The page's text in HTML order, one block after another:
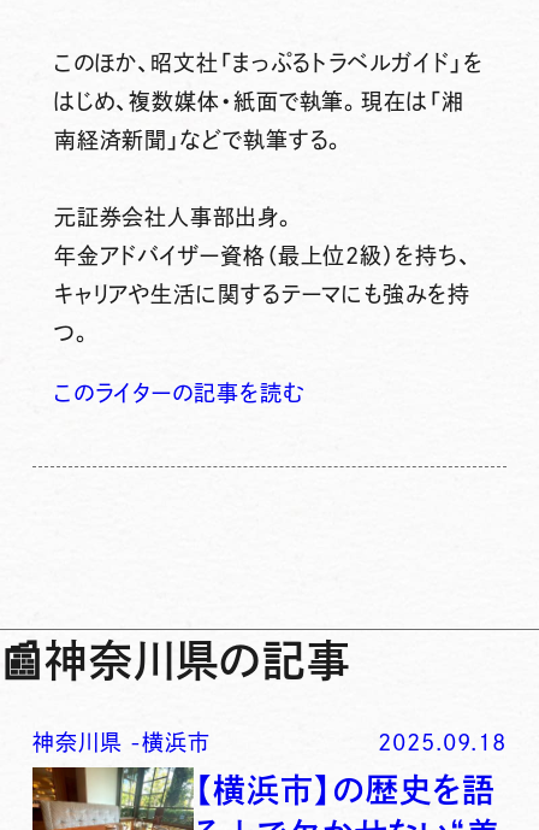
このほか、昭文社「まっぷるトラベルガイド」を
はじめ、複数媒体・紙面で執筆。現在は「湘
南経済新聞」などで執筆する。
元証券会社人事部出身。
年金アドバイザー資格（最上位2級）を持ち、
キャリアや生活に関するテーマにも強みを持
つ。
このライターの記事を読む
📰神奈川県の記事
神奈川県 -横浜市 2025.09.18
【横浜市】の歴史を語